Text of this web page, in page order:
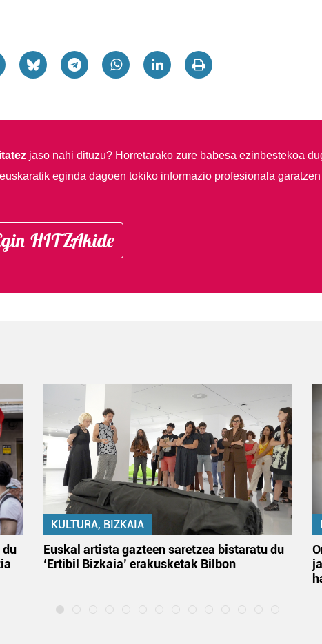
jaso nahi dituzu? Horretarako zure babesa ezinbestekoa
eginda dagoen tokiko informazio profesionala garatzen
HITZAkide
KULTURA, BIZKAIA
Euskal artista gazteen saretzea bistaratu du
‘Ertibil Bizkaia’ erakusketak Bilbon